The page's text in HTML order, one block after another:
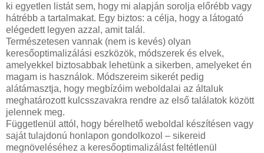
ki egyetlen listát sem, hogy mi alapján sorolja előrébb vagy
hátrébb a tartalmakat. Egy biztos: a célja, hogy a látogató
elégedett legyen azzal, amit talál.
Természetesen vannak (nem is kevés) olyan
keresőoptimalizálási eszközök, módszerek és elvek,
amelyekkel biztosabbak lehetünk a sikerben, amelyeket én
magam is használok. Módszereim sikerét pedig
alátámasztja, hogy megbízóim weboldalai az általuk
meghatározott kulcsszavakra rendre az első találatok között
jelennek meg.
Függetlenül attól, hogy bérelhető weboldal készítésen vagy
saját tulajdonú honlapon gondolkozol – sikereid
megnöveléséhez a keresőoptimalizálást feltétlenül